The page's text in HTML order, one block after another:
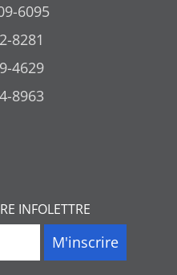
6095
8281
4629
8963
INFOLETTRE